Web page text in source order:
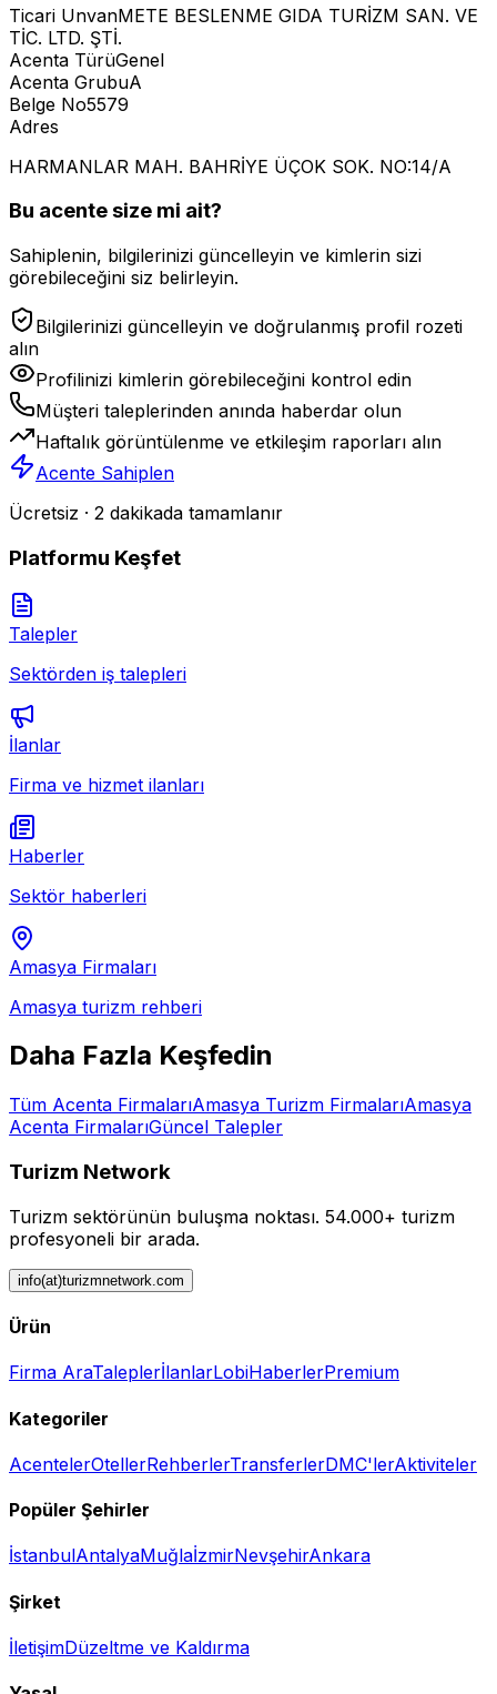
Ticari UnvanMETE BESLENME GIDA TURİZM SAN. VE
TİC. LTD. ŞTİ.
Acenta TürüGenel
Acenta GrubuA
Belge No5579
Adres
HARMANLAR MAH. BAHRİYE ÜÇOK SOK. NO:14/A
Bu acente size mi ait?
Sahiplenin, bilgilerinizi güncelleyin ve kimlerin sizi
görebileceğini siz belirleyin.
Bilgilerinizi güncelleyin ve doğrulanmış profil rozeti
alın
Profilinizi kimlerin görebileceğini kontrol edin
Müşteri taleplerinden anında haberdar olun
Haftalık görüntülenme ve etkileşim raporları alın
Acente Sahiplen
Ücretsiz · 2 dakikada tamamlanır
Platformu Keşfet
Talepler
Sektörden iş talepleri
İlanlar
Firma ve hizmet ilanları
Haberler
Sektör haberleri
Amasya Firmaları
Amasya turizm rehberi
Daha Fazla Keşfedin
Tüm Acenta FirmalarıAmasya Turizm FirmalarıAmasya
Acenta FirmalarıGüncel Talepler
Turizm Network
Turizm sektörünün buluşma noktası. 54.000+ turizm
profesyoneli bir arada.
info(at)turizmnetwork.com
Ürün
Firma AraTaleplerİlanlarLobiHaberlerPremium
Kategoriler
AcentelerOtellerRehberlerTransferlerDMC'lerAktiviteler
Popüler Şehirler
İstanbulAntalyaMuğlaİzmirNevşehirAnkara
Şirket
İletişimDüzeltme ve Kaldırma